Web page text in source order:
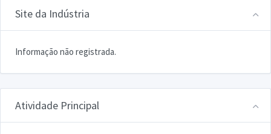
Site da Indústria
Informação não registrada.
Atividade Principal